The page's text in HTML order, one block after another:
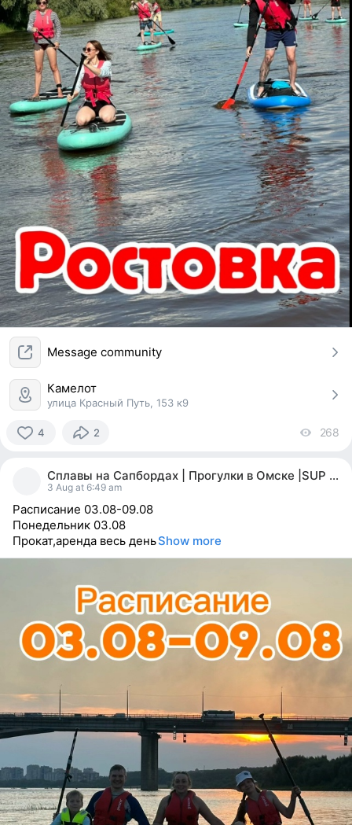
Message community
Камелот
улица Красный Путь, 153 к9
4 2 268
Сплавы на Сапбордах | Прогулки в Омске |SUP OMSK
3 Aug at 6:49 am
Расписание 03.08-09.08
Понедельник 03.08
Прокат,аренда весь деньShow more